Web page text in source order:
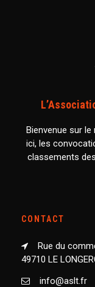
Bienvenue sur le
ici, les
classements
CONTACT
Rue du
49710 LE
info@aslt.fr